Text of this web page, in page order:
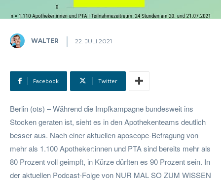
WALTER 22. JULI 2021
Facebook Twitter
Berlin (ots) – Während die Impfkampagne bundesweit ins
Stocken geraten ist, sieht es in den Apothekenteams deutlich
besser aus. Nach einer aktuellen aposcope-Befragung von
mehr als 1.100 Apotheker:innen und PTA sind bereits mehr als
80 Prozent voll geimpft, in Kürze dürften es 90 Prozent sein. In
der aktuellen Podcast-Folge von NUR MAL SO ZUM WISSEN